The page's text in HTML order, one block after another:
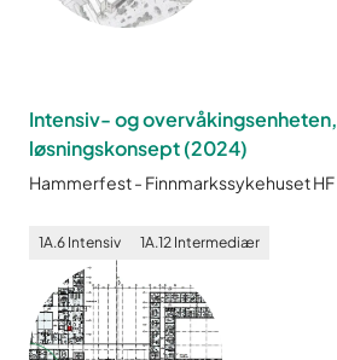
Intensiv- og overvåkingsenheten,
løsningskonsept(2024)
Hammerfest- Finnmarkssykehuset HF
1A.6 Intensiv 1A.12 Intermediær